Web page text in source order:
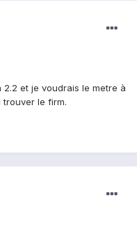
et je voudrais le metre à
le firm.